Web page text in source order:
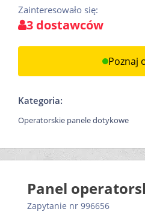
Zainteresowało się:
3 dostawców
Poznaj
Kategoria:
Operatorskie panele dotykowe
Panel
Zapytanie nr 996656